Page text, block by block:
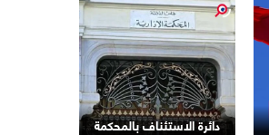
دائرة الاستئناف بالمحكمة